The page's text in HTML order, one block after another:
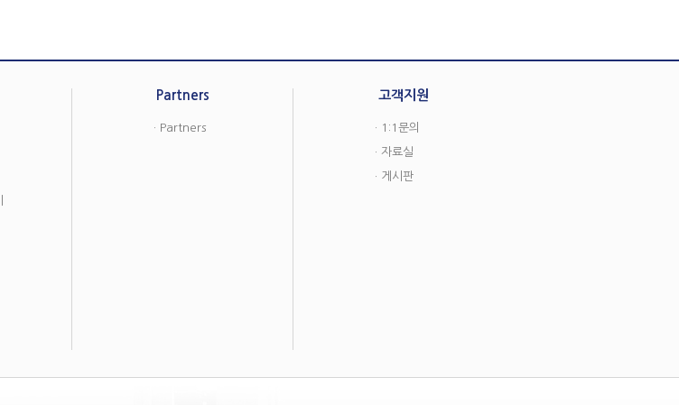
Partners
· Partners
고객지원
· 1:1문의
· 자료실
· 게시판